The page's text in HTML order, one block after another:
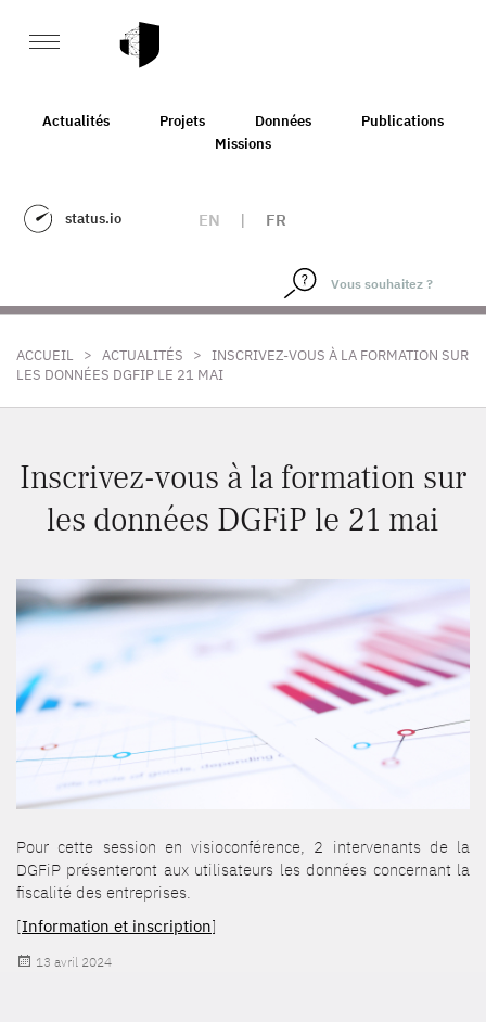
Actualités Projets Données
Publications
Missions
status.io EN | FR
ACCUEIL > ACTUALITÉS > INSCRIVEZ-VOUS À LA FORMATION SUR
LES DONNÉES DGFIP LE 21 MAI
Inscrivez-vous à la formation sur
les données DGFiP le 21 mai
Pour cette session en visioconférence, 2 intervenants de la
DGFiP présenteront aux utilisateurs les données concernant la
fiscalité des entreprises.
[Information et inscription]
Publié
13 avril 2024